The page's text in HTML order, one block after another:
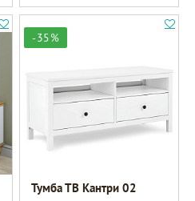
-35%
Тумба ТВ Кантри 02